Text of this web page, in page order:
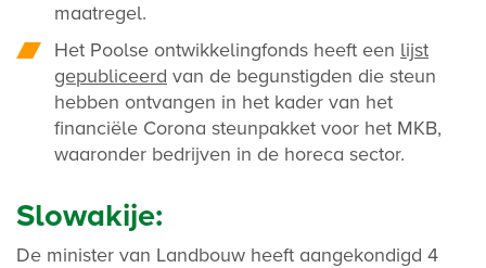
maatregel.
Het Poolse ontwikkelingfonds heeft een lijst
gepubliceerd van de begunstigden die steun
hebben ontvangen in het kader van het
financiële Corona steunpakket voor het MKB,
waaronder bedrijven in de horeca sector.
Slowakije:
De minister van Landbouw heeft aangekondigd 4